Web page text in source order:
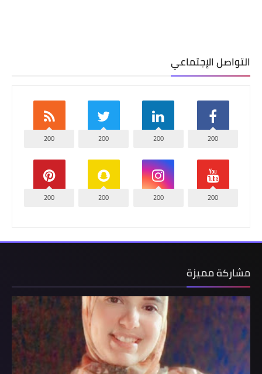
التواصل الإجتماعي
200
200
200
200
200
200
200
200
مشاركة مميزة